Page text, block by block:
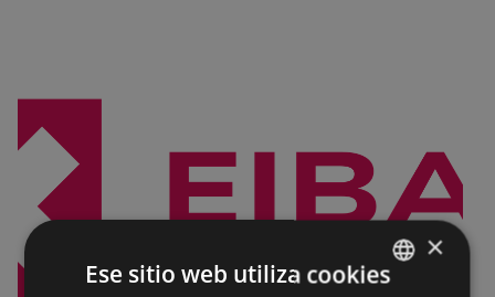
×
Ese sitio web utiliza cookies